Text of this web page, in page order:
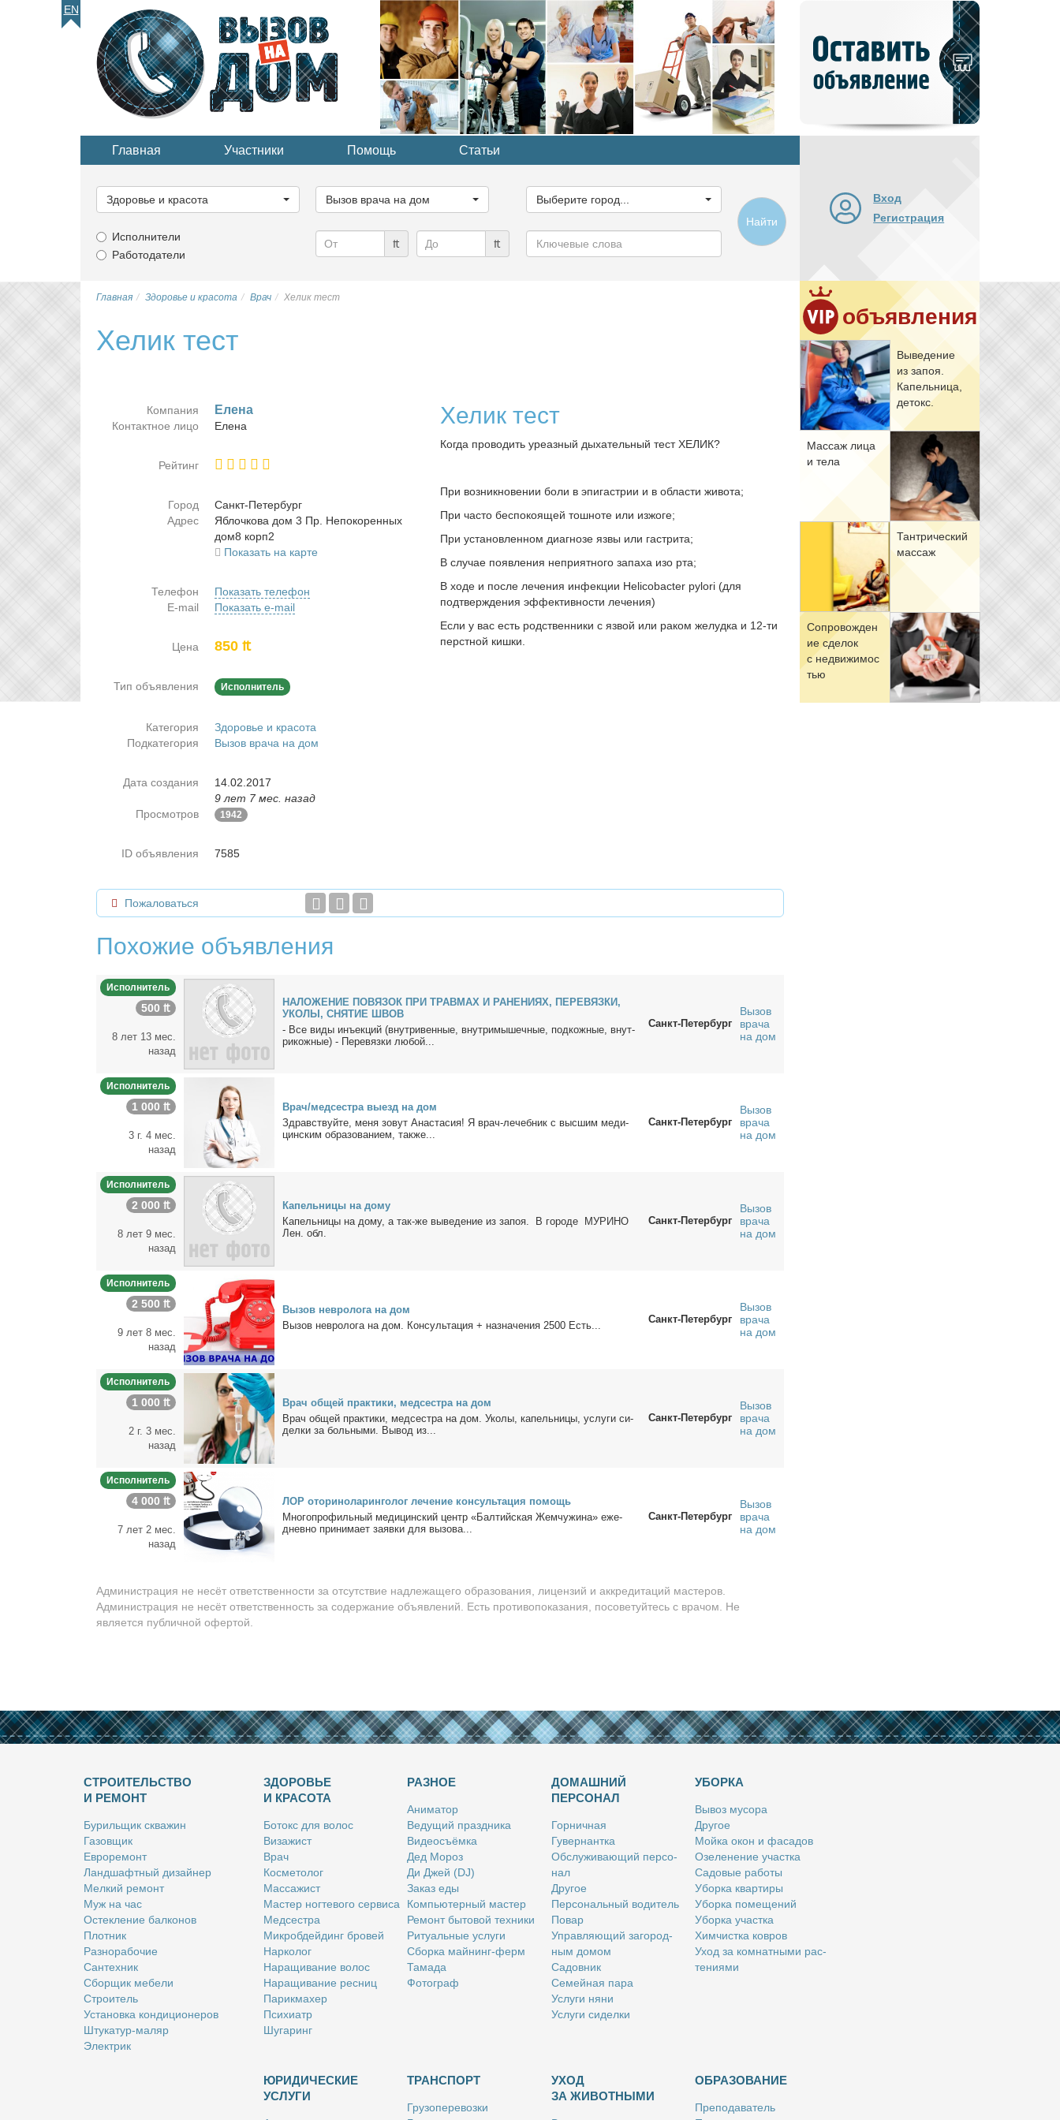
EN
объявление
Главная Участники Помощь Статьи
категорию...
Здоровье и красота
категорию...
Вызов врача на дом
город...
Выберите город...
Исполнители
Работодатели
₶ ₶
Ключевые
слова
Найти
Вход
Регистрация
объявления
Вы­ве­де­ние
из за­поя.
Ка­пель­ни­ца,
де­токс.
Мас­саж ли­ца
и те­ла
Тан­три­че­ский
мас­саж
Со­про­вож­де­н
ие сде­лок
с недви­жи­мо­с
тью
Главная Здоровье и красота Врач Хелик тест
Хелик тест
Хелик тест
Когда проводить уреазный дыхательный тест ХЕЛИК?
При возникновении боли в эпигастрии и в области живота;
При часто беспокоящей тошноте или изжоге;
При установленном диагнозе язвы или гастрита;
В случае появления неприятного запаха изо рта;
В ходе и после лечения инфекции Helicobacter pylori (для
подтверждения эффективности лечения)
Если у вас есть родственники с язвой или раком желудка и 12-ти
перстной кишки.
Компания Еле­на
Контактное лицо Еле­на
Рейтинг
Город
Санкт-Пе­тер­бург
Адрес
Яб­лоч­ко­ва дом 3 Пр. Непо­ко­рен­ных
дом8 корп2
Показать на карте
Телефон
Показать телефон
E-mail
Показать e-mail
Цена 850 ₶
Тип объявления Исполнитель
Категория
Здоровье и красота
Подкатегория
Вызов врача на дом
Дата создания
14.02.2017
9 лет 7 мес. назад
Просмотров
1942
ID объявления 7585
Пожаловаться
Похожие объявления
Исполнитель
500 ₶
8 лет 13 мес.
назад
НАЛОЖЕНИЕ ПОВЯЗОК ПРИ ТРАВМАХ И РАНЕНИЯХ, ПЕРЕВЯЗКИ,
УКОЛЫ, СНЯТИЕ ШВОВ
- Все ви­ды инъ­ек­ций (внут­ри­вен­ные, внут­ри­мы­шеч­ные, под­кож­ные, внут­
ри­кож­ные) - Пе­ре­вяз­ки лю­бой...
Санкт-Петербург
Вызов
врача
на дом
Исполнитель
1 000 ₶
3 г. 4 мес.
назад
Врач/мед­сест­ра вы­езд на дом
Здрав­ствуй­те, ме­ня зо­вут Ана­ста­сия! Я врач-ле­чеб­ник с выс­шим ме­ди­
цин­ским об­ра­зо­ва­ни­ем, так­же...
Санкт-Петербург
Вызов
врача
на дом
Исполнитель
2 000 ₶
8 лет 9 мес.
назад
Ка­пель­ни­цы на до­му
Ка­пель­ни­цы на до­му, а так-же вы­ве­де­ние из за­поя. В го­ро­де МУРИНО
Лен. обл.
Санкт-Петербург
Вызов
врача
на дом
Исполнитель
2 500 ₶
9 лет 8 мес.
назад
Вы­зов нев­ро­ло­га на дом
Вы­зов нев­ро­ло­га на дом. Кон­суль­та­ция + на­зна­че­ния 2500 Есть...
Санкт-Петербург
Вызов
врача
на дом
Исполнитель
1 000 ₶
2 г. 3 мес.
назад
Врач об­щей прак­ти­ки, мед­сест­ра на дом
Врач об­щей прак­ти­ки, мед­сест­ра на дом. Уко­лы, ка­пель­ни­цы, услу­ги си­
дел­ки за боль­ны­ми. Вы­вод из...
Санкт-Петербург
Вызов
врача
на дом
Исполнитель
4 000 ₶
7 лет 2 мес.
назад
ЛОР ото­ри­но­ла­рин­го­лог ле­че­ние кон­суль­та­ция по­мощь
Мно­го­про­филь­ный ме­ди­цин­ский центр «Бал­тий­ская Жем­чу­жи­на» еже­
днев­но при­ни­ма­ет за­яв­ки для вы­зо­ва...
Санкт-Петербург
Вызов
врача
на дом
Администрация не несёт ответственности за отсутствие надлежащего образования, лицензий и аккредитаций мастеров.
Администрация не несёт ответственность за содержание объявлений. Есть противопоказания, посоветуйтесь с врачом. Не
является публичной офертой.
СТРОИТЕЛЬСТВО
И РЕМОНТ
Бу­риль­щик сква­жин
Га­зов­щик
Ев­ро­ре­монт
Ланд­шафт­ный ди­зай­нер
Мел­кий ре­монт
Муж на час
Остек­ле­ние бал­ко­нов
Плот­ник
Раз­но­ра­бо­чие
Сан­тех­ник
Сбор­щик ме­бе­ли
Стро­и­тель
Уста­нов­ка кон­ди­ци­о­не­ров
Шту­ка­тур-ма­ляр
Элек­трик
ЗДОРОВЬЕ
И КРАСОТА
Бо­токс для во­лос
Ви­за­жист
Врач
Кос­ме­то­лог
Мас­са­жист
Ма­стер ног­те­во­го сер­ви­са
Мед­сест­ра
Мик­роб­дей­динг бро­вей
Нар­ко­лог
На­ра­щи­ва­ние во­лос
На­ра­щи­ва­ние рес­ниц
Па­рик­махер
Пси­хи­атр
Шу­га­ринг
РАЗНОЕ
Ани­ма­тор
Ве­ду­щий празд­ни­ка
Ви­део­съём­ка
Дед Мо­роз
Ди Джей (DJ)
За­каз еды
Ком­пью­тер­ный ма­стер
Ре­монт бы­то­вой тех­ни­ки
Ри­ту­аль­ные услу­ги
Сбор­ка май­нинг-ферм
Та­ма­да
Фо­то­граф
ДОМАШНИЙ
ПЕРСОНАЛ
Гор­нич­ная
Гу­вер­нант­ка
Об­слу­жи­ва­ю­щий пер­со­
нал
Дру­гое
Пер­со­наль­ный во­ди­тель
По­вар
Управ­ля­ю­щий за­го­род­
ным до­мом
Са­дов­ник
Се­мей­ная па­ра
Услу­ги ня­ни
Услу­ги си­дел­ки
УБОРКА
Вы­воз му­со­ра
Дру­гое
Мой­ка окон и фа­са­дов
Озе­ле­не­ние участ­ка
Са­до­вые ра­бо­ты
Убор­ка квар­ти­ры
Убор­ка по­ме­ще­ний
Убор­ка участ­ка
Хим­чист­ка ков­ров
Уход за ком­нат­ны­ми рас­
те­ни­я­ми
ЮРИДИЧЕСКИЕ
УСЛУГИ
ТРАНСПОРТ
Гру­зо­пе­ре­воз­ки
УХОД
ЗА ЖИВОТНЫМИ
ОБРАЗОВАНИЕ
Пре­по­да­ва­тель